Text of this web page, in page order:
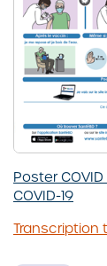
Poster
COVID-19
Transcription